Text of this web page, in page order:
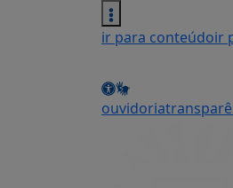
ir para conteúdoir
ouvidoria